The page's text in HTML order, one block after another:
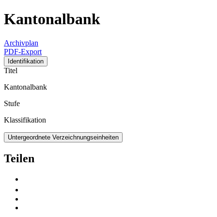
Kantonalbank
Archivplan
PDF-Export
Identifikation
Titel
Kantonalbank
Stufe
Klassifikation
Untergeordnete Verzeichnungseinheiten
Teilen